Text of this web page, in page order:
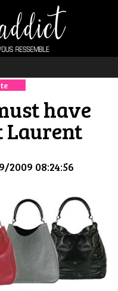
have
Laurent
08:24:56